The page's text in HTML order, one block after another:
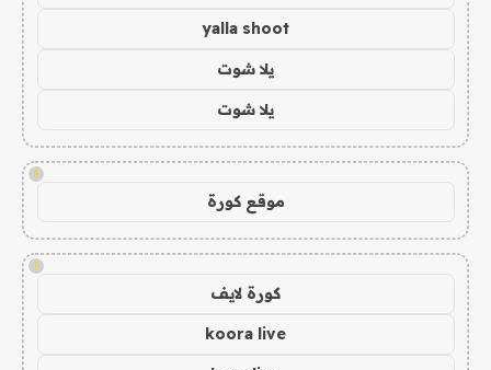
yalla shoot
يلا شوت
يلا شوت
!
موقع كورة
!
كورة لايف
koora live